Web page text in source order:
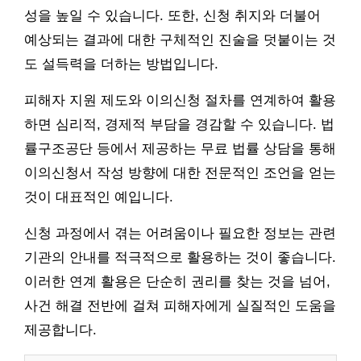
성을 높일 수 있습니다. 또한, 신청 취지와 더불어
예상되는 결과에 대한 구체적인 진술을 덧붙이는 것
도 설득력을 더하는 방법입니다.
피해자 지원 제도와 이의신청 절차를 연계하여 활용
하면 심리적, 경제적 부담을 경감할 수 있습니다. 법
률구조공단 등에서 제공하는 무료 법률 상담을 통해
이의신청서 작성 방향에 대한 전문적인 조언을 얻는
것이 대표적인 예입니다.
신청 과정에서 겪는 어려움이나 필요한 정보는 관련
기관의 안내를 적극적으로 활용하는 것이 좋습니다.
이러한 연계 활용은 단순히 권리를 찾는 것을 넘어,
사건 해결 전반에 걸쳐 피해자에게 실질적인 도움을
제공합니다.